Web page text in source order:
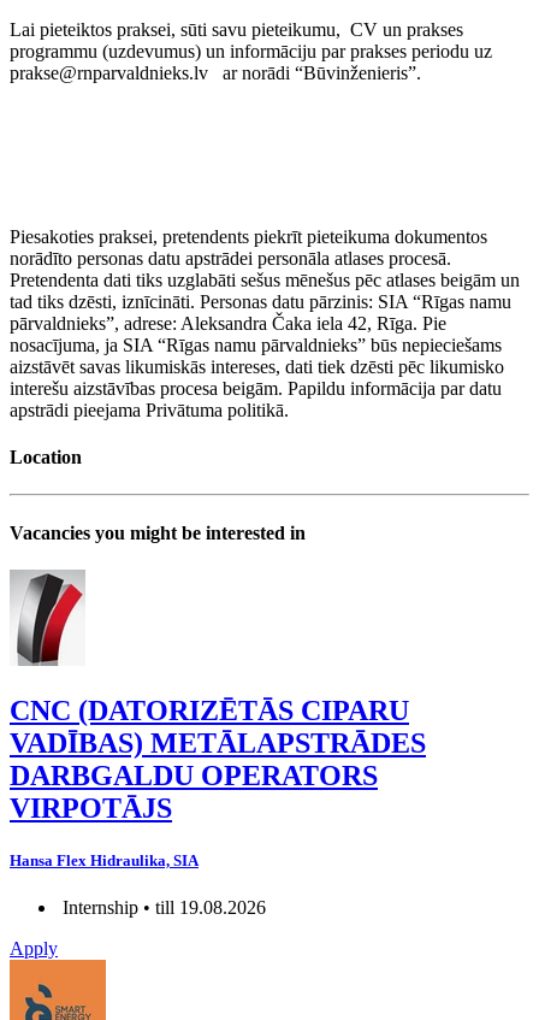
Lai pieteiktos praksei, sūti savu pieteikumu, CV un prakses
programmu (uzdevumus) un informāciju par prakses periodu uz
prakse@rnparvaldnieks.lv ar norādi “Būvinženieris”.
Piesakoties praksei, pretendents piekrīt pieteikuma dokumentos
norādīto personas datu apstrādei personāla atlases procesā.
Pretendenta dati tiks uzglabāti sešus mēnešus pēc atlases beigām un
tad tiks dzēsti, iznīcināti. Personas datu pārzinis: SIA “Rīgas namu
pārvaldnieks”, adrese: Aleksandra Čaka iela 42, Rīga. Pie
nosacījuma, ja SIA “Rīgas namu pārvaldnieks” būs nepieciešams
aizstāvēt savas likumiskās intereses, dati tiek dzēsti pēc likumisko
interešu aizstāvības procesa beigām. Papildu informācija par datu
apstrādi pieejama Privātuma politikā.
Location
Vacancies you might be interested in
CNC (DATORIZĒTĀS CIPARU
VADĪBAS) METĀLAPSTRĀDES
DARBGALDU OPERATORS
VIRPOTĀJS
Hansa Flex Hidraulika, SIA
Internship • till 19.08.2026
Apply